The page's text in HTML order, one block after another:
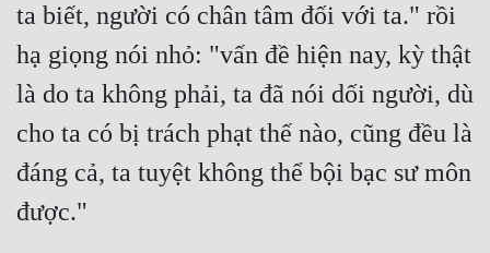
Cơ Trí
Sát Phạt Quyết Đoán
Vô Sỉ
Điềm Đạm
ta biết, người có chân tâm đối với ta." rồi
hạ giọng nói nhỏ: "vấn đề hiện nay, kỳ thật
là do ta không phải, ta đã nói dối người, dù
cho ta có bị trách phạt thế nào, cũng đều là
đáng cả, ta tuyệt không thể bội bạc sư môn
được."